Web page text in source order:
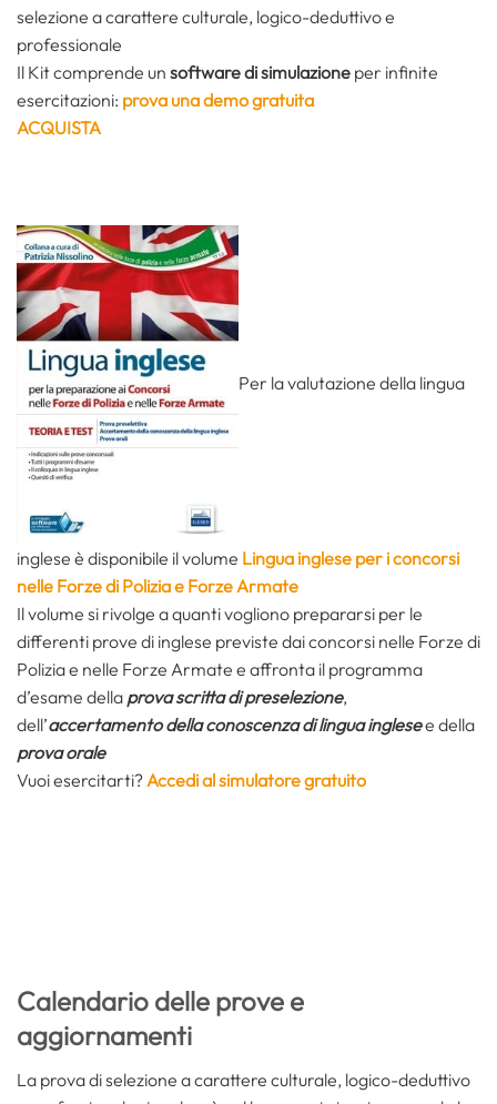
selezione a carattere culturale, logico-deduttivo e
professionale
Il Kit comprende un software di simulazione per infinite
esercitazioni: prova una demo gratuita
ACQUISTA
Per la valutazione della lingua
inglese è disponibile il volume Lingua inglese per i concorsi
nelle Forze di Polizia e Forze Armate
Il volume si rivolge a quanti vogliono prepararsi per le
differenti prove di inglese previste dai concorsi nelle Forze di
Polizia e nelle Forze Armate e affronta il programma
d’esame della prova scritta di preselezione,
dell’accertamento della conoscenza di lingua inglesee della
prova orale
Vuoi esercitarti? Accedi al simulatore gratuito
Calendario delle prove e
aggiornamenti
La prova di selezione a carattere culturale, logico-deduttivo